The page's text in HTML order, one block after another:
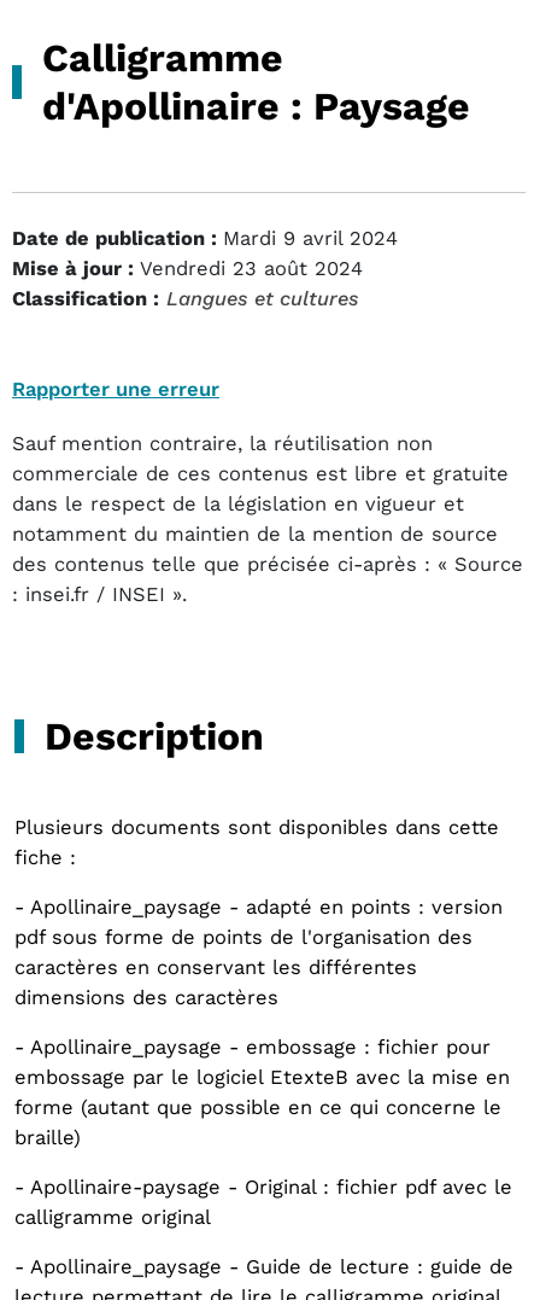
Calligramme
d'Apollinaire : Paysage
Date de publication : Mardi 9 avril 2024
Mise à jour : Vendredi 23 août 2024
Classification : Langues et cultures
Rapporter une erreur
Sauf mention contraire, la réutilisation non
commerciale de ces contenus est libre et gratuite
dans le respect de la législation en vigueur et
notamment du maintien de la mention de source
des contenus telle que précisée ci-après : « Source
: insei.fr / INSEI ».
Description
Plusieurs documents sont disponibles dans cette
fiche :
- Apollinaire_paysage - adapté en points : version
pdf sous forme de points de l'organisation des
caractères en conservant les différentes
dimensions des caractères
- Apollinaire_paysage - embossage : fichier pour
embossage par le logiciel EtexteB avec la mise en
forme (autant que possible en ce qui concerne le
braille)
- Apollinaire-paysage - Original : fichier pdf avec le
calligramme original
- Apollinaire_paysage - Guide de lecture : guide de